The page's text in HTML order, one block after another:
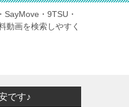
・9TSU・
動画を検索しやすく
です♪